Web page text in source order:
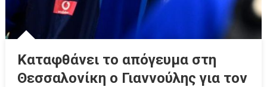
Καταφθάνει το απόγευμα στη
Θεσσαλονίκη ο Γιαννούλης για τον